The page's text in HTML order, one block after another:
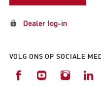
lock Dealer log-in
VOLG ONS OP SOCIALE